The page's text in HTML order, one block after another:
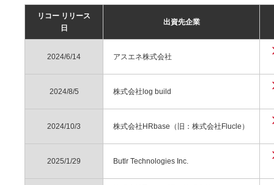
リコー リリース
日
出資先企業
2024/6/14 アスエネ株式会社
2024/8/5 株式会社log build
2024/10/3 株式会社HRbase（旧：株式会社Flucle）
2025/1/29 Butlr Technologies Inc.